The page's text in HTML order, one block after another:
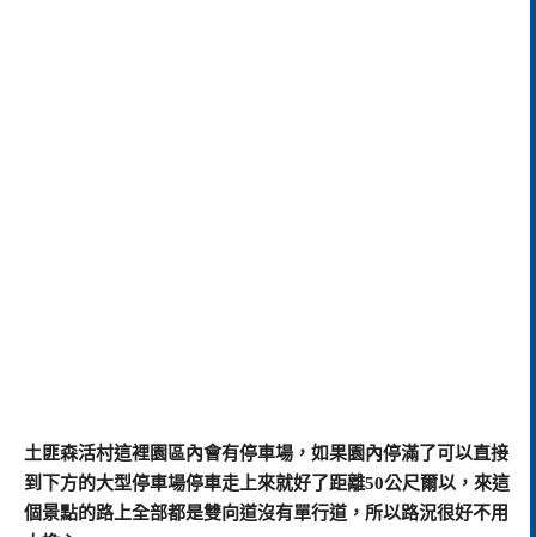
土匪森活村這裡園區內會有停車場，如果園內停滿了可以直接
到下方的大型停車場停車走上來就好了距離50公尺爾以，來這
個景點的路上全部都是雙向道沒有單行道，所以路況很好不用